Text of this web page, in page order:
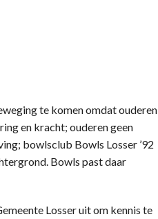
te komen omdat ouderen
en kracht; ouderen geen
bowlsclub Bowls Losser ’92
Bowls past daar
Losser uit om kennis te